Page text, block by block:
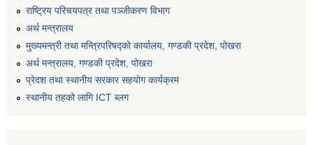
राष्ट्रिय परिचयपत्र तथा पञ्जीकरण विभाग
अर्थ मन्त्रालय
मुख्यमन्त्री तथा मन्त्रिपरिषद्को कार्यालय, गण्डकी प्रदेश, पोखरा
अर्थ मन्त्रालय, गण्डकी प्रदेश, पोखरा
प्रेदश तथा स्थानीय सरकार सहयोग कार्यक्रम
स्थानीय तहको लागि ICT ब्लग